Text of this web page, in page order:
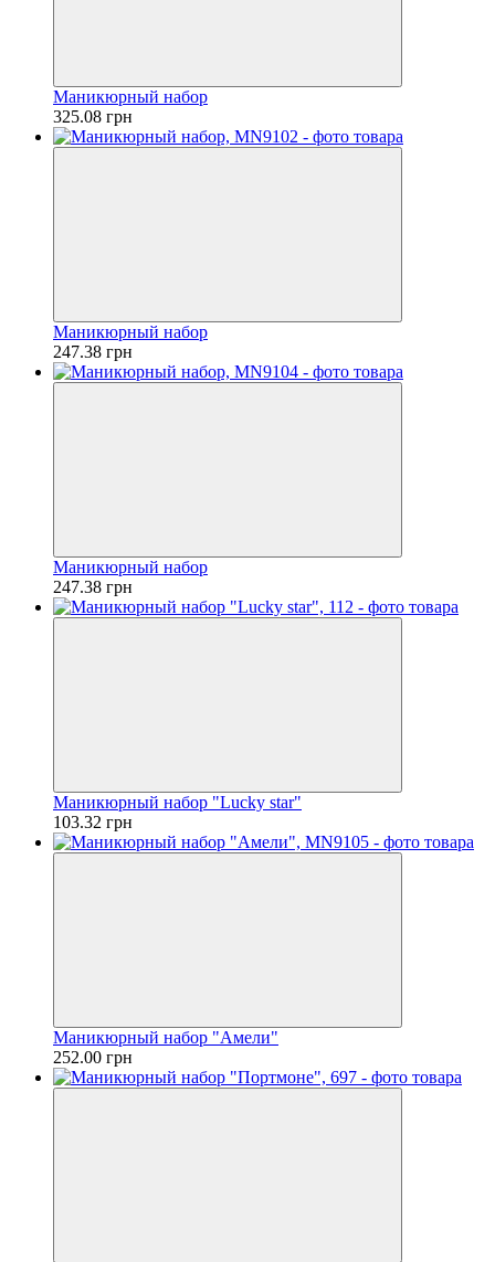
Маникюрный набор
325.08 грн
Маникюрный набор
247.38 грн
Маникюрный набор
247.38 грн
Маникюрный набор "Lucky star"
103.32 грн
Маникюрный набор "Амели"
252.00 грн